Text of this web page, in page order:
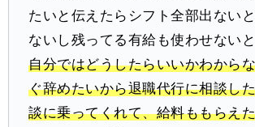
たいと伝えたらシフト全部出ない
ないし残ってる有給も使わせないと
自分ではどうしたらいいかわから
ぐ辞めたいから退職代行に相談し
談に乗ってくれて、給料ももらえ